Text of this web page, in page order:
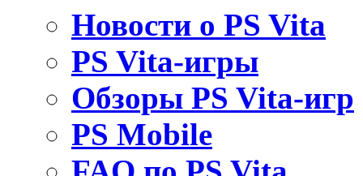
Новости о PS Vita
PS Vita-игры
Обзоры PS Vita-игр
PS Mobile